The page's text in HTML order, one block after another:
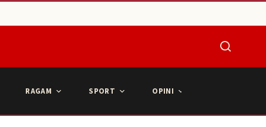
RAGAM SPORT OPINI